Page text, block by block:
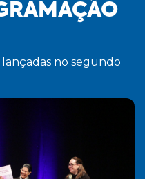
no segundo